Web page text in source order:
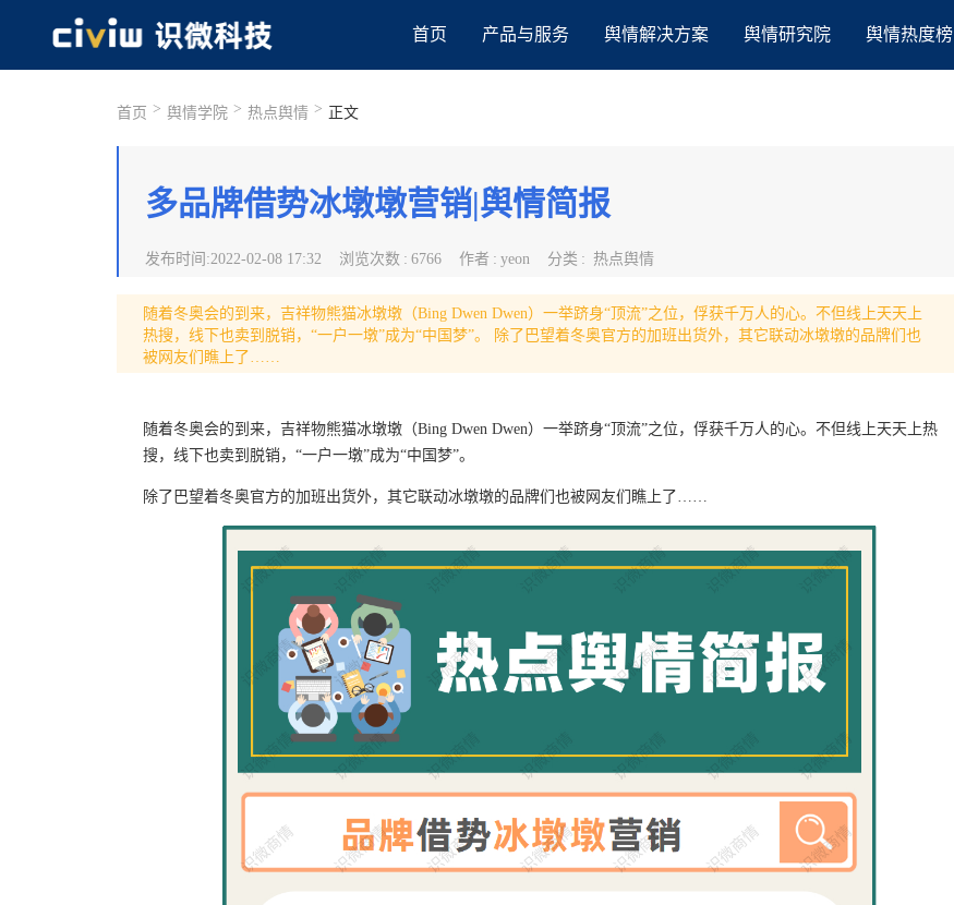
首页 产品与服务 舆情解决方案 舆情研究院 舆情热度榜
首页 > 舆情学院 > 热点舆情 > 正文
多品牌借势冰墩墩营销|舆情简报
发布时间 :2022-02-08 17:32 浏览次数 : 6766 作者 : yeon 分类 : 热点舆情
随着冬奥会的到来，吉祥物熊猫冰墩墩（Bing Dwen Dwen）一举跻身“顶流”之位，俘获千万人的心。不但线上天天上
热搜，线下也卖到脱销，“一户一墩”成为“中国梦”。 除了巴望着冬奥官方的加班出货外，其它联动冰墩墩的品牌们也
被网友们瞧上了……
随着冬奥会的到来，吉祥物熊猫冰墩墩（Bing Dwen Dwen）一举跻身“顶流”之位，俘获千万人的心。不但线上天天上热
搜，线下也卖到脱销，“一户一墩”成为“中国梦”。
除了巴望着冬奥官方的加班出货外，其它联动冰墩墩的品牌们也被网友们瞧上了……